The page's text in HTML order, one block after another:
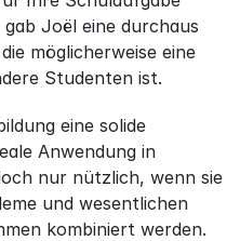
Joël eine durchaus
möglicherweise eine
Studenten ist.
eine solide
Anwendung in
nur nützlich, wenn sie
und wesentlichen
kombiniert werden.